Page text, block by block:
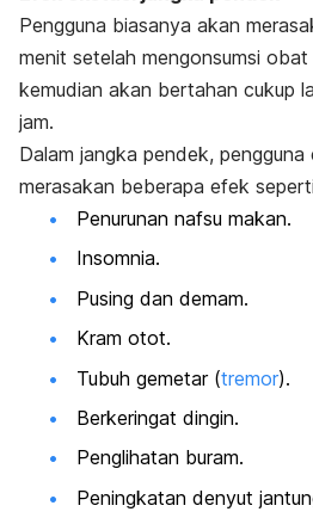
Pengguna biasanya akan
menit setelah mengonsumsi
kemudian akan bertahan cukup
jam.
Dalam jangka pendek,
merasakan beberapa efek
Penurunan nafsu makan.
Insomnia.
Pusing dan demam.
Kram otot.
Tubuh gemetar (tremor).
Berkeringat dingin.
Penglihatan buram.
Peningkatan denyut